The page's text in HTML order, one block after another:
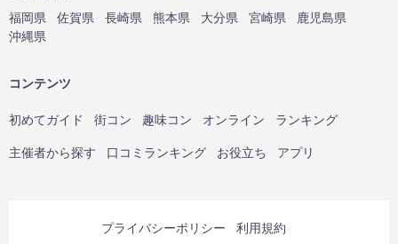
福岡県
佐賀県 長崎県 熊本県 大分県 宮崎県
鹿児島県
沖縄県
コンテンツ
初めてガイド 街コン 趣味コン オンライン ランキング
主催者から探す 口コミランキング お役立ち アプリ
プライバシーポリシー 利用規約